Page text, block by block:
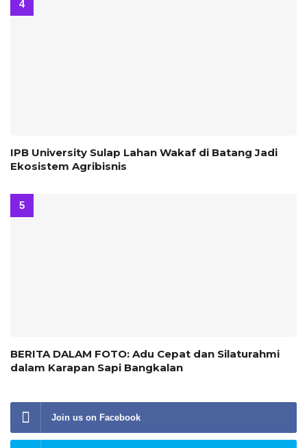
IPB University Sulap Lahan Wakaf di Batang Jadi
Ekosistem Agribisnis
BERITA DALAM FOTO: Adu Cepat dan Silaturahmi
dalam Karapan Sapi Bangkalan
Join us on Facebook